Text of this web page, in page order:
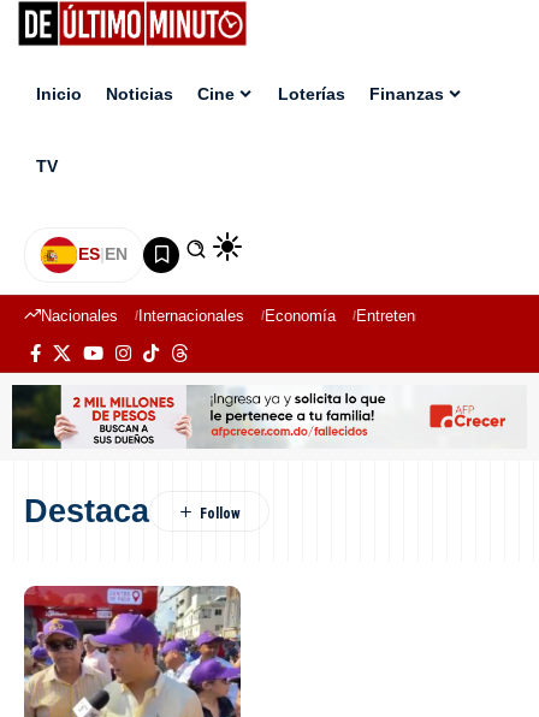
Inicio Noticias Cine Loterías Finanzas
TV
ES|EN
Nacionales Internacionales Economía Entretenimiento
Destaca